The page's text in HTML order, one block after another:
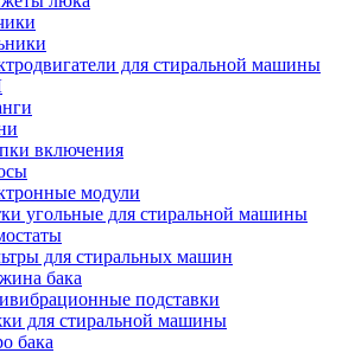
для стиральной машины
включения
модули
угольные для стиральной машины
для стиральных машин
бака
подставки
для стиральной машины
бака